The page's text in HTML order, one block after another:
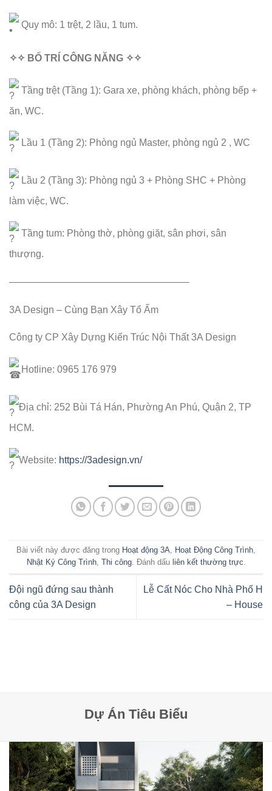
Quy mô: 1 trệt, 2 lầu, 1 tum.
✧✧ BỐ TRÍ CÔNG NĂNG ✧✧
Tầng trệt (Tầng 1): Gara xe, phòng khách, phòng bếp +
ăn, WC.
Lầu 1 (Tầng 2): Phòng ngủ Master, phòng ngủ 2 , WC
Lầu 2 (Tầng 3): Phòng ngủ 3 + Phòng SHC + Phòng
làm việc, WC.
Tầng tum: Phòng thờ, phòng giặt, sân phơi, sân
thượng.
——————————————————–
3A Design – Cùng Bạn Xây Tổ Ấm
Công ty CP Xây Dựng Kiến Trúc Nội Thất 3A Design
Hotline: 0965 176 979
Địa chỉ: 252 Bùi Tá Hán, Phường An Phú, Quận 2, TP
HCM.
Website: https://3adesign.vn/
Bài viết này được đăng trong Hoạt động 3A, Hoạt Động Công Trình,
Nhật Ký Công Trình, Thi công. Đánh dấu liên kết thường trực.
Đội ngũ đứng sau thành
công của 3A Design
Lễ Cất Nóc Cho Nhà Phố H
– House
Dự Án Tiêu Biểu